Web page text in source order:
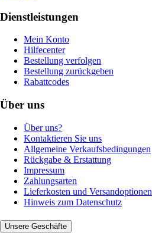
Dienstleistungen
Mein Konto
Hilfecenter
Bestellung verfolgen
Bestellung zurückgeben
Rabattcodes
Über uns
Über uns?
Kontaktieren Sie uns
Allgemeine Verkaufsbedingungen
Rückgabe & Erstattung
Impressum
Zahlungsarten
Lieferkosten und Versandoptionen
Hinweis zum Datenschutz
Unsere Geschäfte